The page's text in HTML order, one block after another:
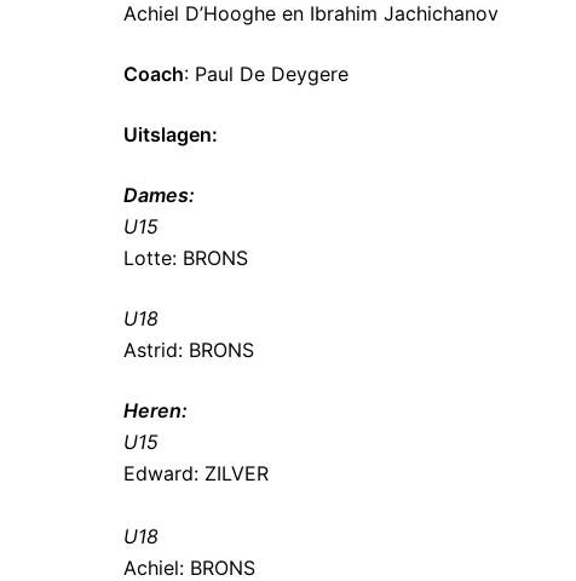
Achiel D’Hooghe en Ibrahim Jachichanov
Coach: Paul De Deygere
Uitslagen:
Dames:
U15
Lotte: BRONS
U18
Astrid: BRONS
Heren:
U15
Edward: ZILVER
U18
Achiel: BRONS